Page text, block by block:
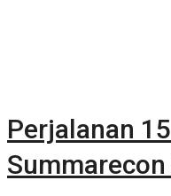
Perjalanan